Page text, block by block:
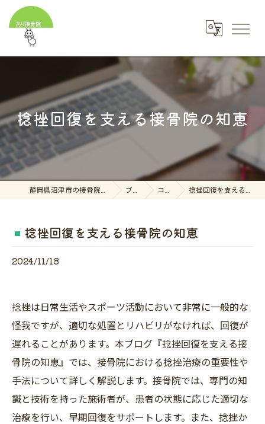
捻挫回復を支える接骨院の知恵
静岡県沼津市の接骨院ならあり接骨院 ブログ コラム 捻挫回復を支える接骨院の知恵
捻挫回復を支える接骨院の知恵
2024/11/18
捻挫は日常生活やスポーツ活動において非常に一般的な
怪我ですが、適切な処置とリハビリがなければ、回復が
遅れることがあります。本ブログ『捻挫回復を支える接
骨院の知恵』では、接骨院における捻挫治療の重要性や
手法について詳しく解説します。接骨院では、専門の知
識と技術を持った施術者が、患者の状態に応じた適切な
治療を行い、早期回復をサポートします。また、捻挫か